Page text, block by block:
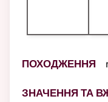
Походження
Значення та